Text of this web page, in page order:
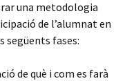
una metodologia
de l’alumnat en
següents fases:
de què i com es farà